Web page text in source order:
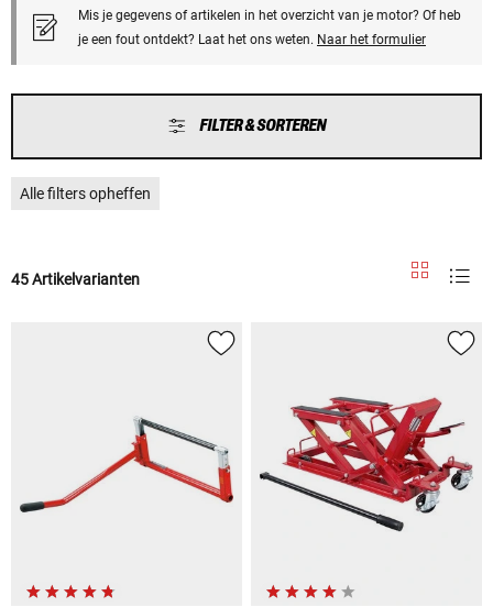
Mis je gegevens of artikelen in het overzicht van je motor? Of heb
je een fout ontdekt? Laat het ons weten. Naar het formulier
FILTER & SORTEREN
Alle filters opheffen
45 Artikelvarianten